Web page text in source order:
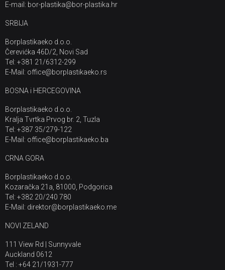
E-mail: bor-plastika@bor-plastika.hr
SRBIJA
Borplastikaeko d.o.o.
Čerevićka 46D/2, Novi Sad
Tel: +381 21/6312-299
E-Mail: office@borplastikaeko.rs
BOSNA i HERCEGOVINA
Borplastikaeko d.o.o.
Kralja Tvrtka Prvog br. 2, Tuzla
Tel: +387 35/279-122
E-Mail: office@borplastikaeko.ba
CRNA GORA
Borplastikaeko d.o.o.
Kozaračka 21a, 81000, Podgorica
Tel: +382 20/240 780
E-Mail: direktor@borplastikaeko.me
NOVI ZELAND
111 View Rd | Sunnyvale
Auckland 0612
Tel : +64 21/1931-777